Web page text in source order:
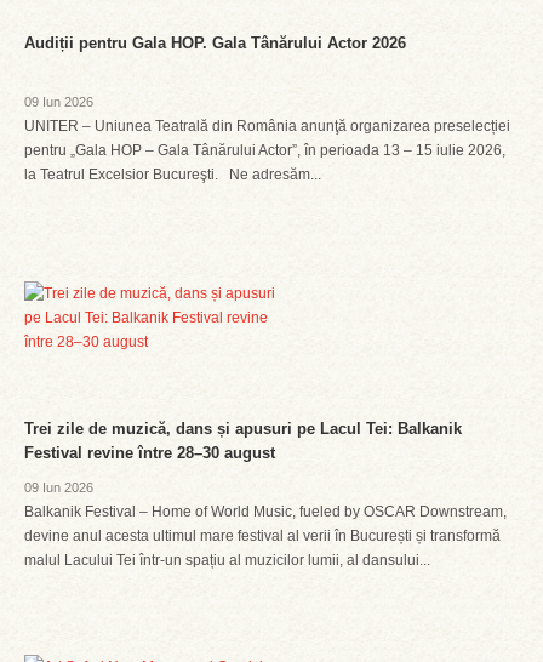
Audiții pentru Gala HOP. Gala Tânărului Actor 2026
09 Iun 2026
UNITER – Uniunea Teatrală din România anunţă organizarea preselecției
pentru „Gala HOP – Gala Tânărului Actor”, în perioada 13 – 15 iulie 2026,
la Teatrul Excelsior Bucureşti. Ne adresăm...
Trei zile de muzică, dans și apusuri pe Lacul Tei: Balkanik
Festival revine între 28–30 august
09 Iun 2026
Balkanik Festival – Home of World Music, fueled by OSCAR Downstream,
devine anul acesta ultimul mare festival al verii în București și transformă
malul Lacului Tei într-un spațiu al muzicilor lumii, al dansului...